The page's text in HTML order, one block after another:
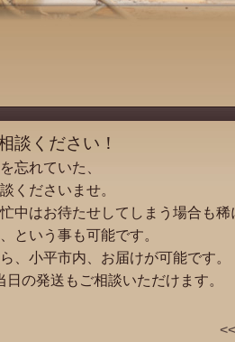
談ください！
忘れていた、
くださいませ。
中はお待たせしてしまう場合も稀
という事も可能です。
、小平市内、お届けが可能です。
の発送もご相談いただけます。